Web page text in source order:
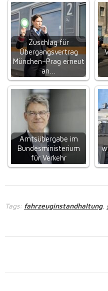
Zuschlag für
Übergangsvertrag
München–Prag erneut
an…
Amtsübergabe im
Bundesministerium
für Verkehr
Tags: fahrzeuginstandhaltung,